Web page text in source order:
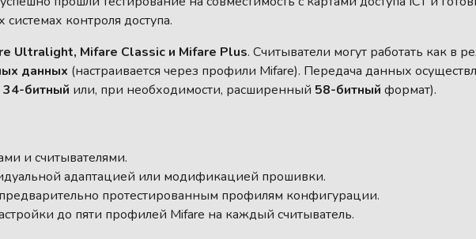
контроля доступа.
Ultralight, Mifare Classic и Mifare Plus. Считыватели могут работать как в
данных (настраивается через профили Mifare). Передача данных
34-битный или, при необходимости, расширенный 58-битный формат).
и считывателями.
адаптацией или модификацией прошивки.
протестированным профилям конфигурации.
до пяти профилей Mifare на каждый считыватель.